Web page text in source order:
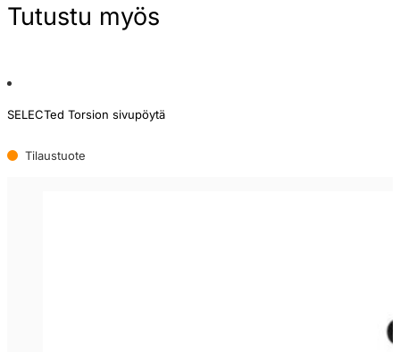
Tutustu myös
SELECTed Torsion sivupöytä
Tilaustuote